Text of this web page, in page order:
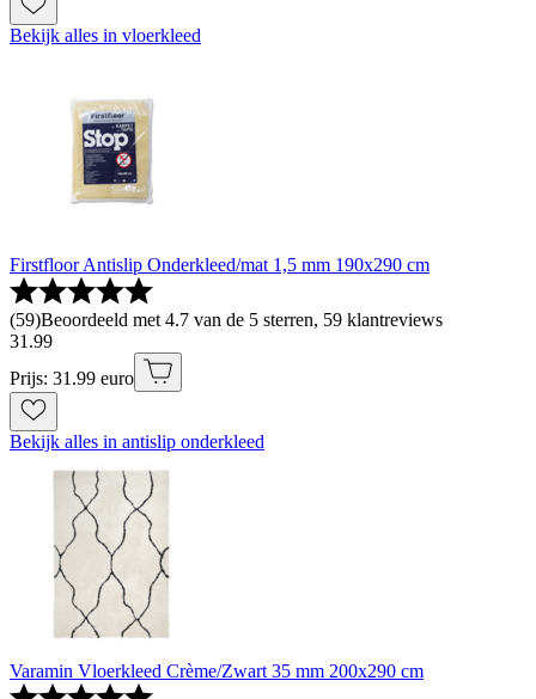
Bekijk alles in vloerkleed
Firstfloor Antislip Onderkleed/mat 1,5 mm 190x290 cm
(59)Beoordeeld met 4.7 van de 5 sterren, 59 klantreviews
31.99
Prijs: 31.99 euro
Bekijk alles in antislip onderkleed
Varamin Vloerkleed Crème/Zwart 35 mm 200x290 cm